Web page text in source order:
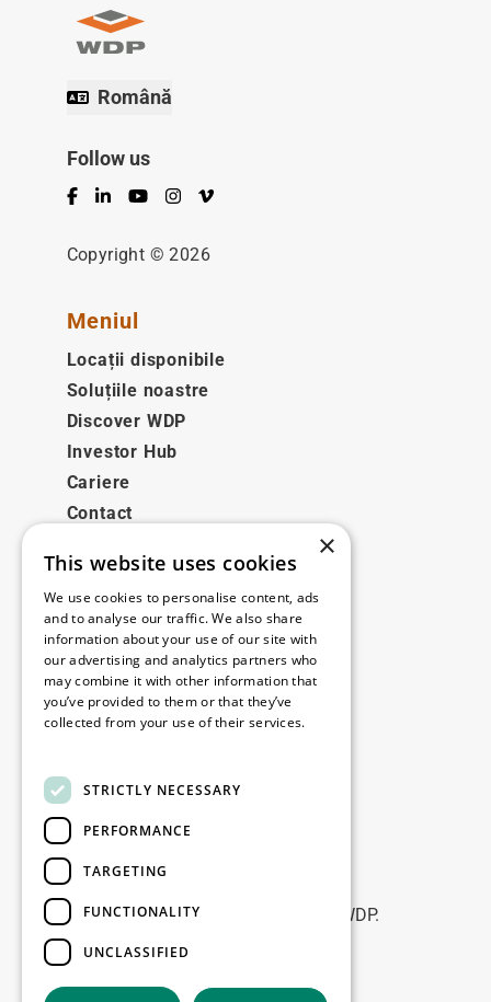
Română
Follow us
Facebook
LinkedInYouTubeInstagram
Vimeo
Copyright © 2026
Meniul
Locații disponibile
Soluțiile noastre
Discover WDP
Investor Hub
Cariere
Contact
Legale
Disclaimer
Privacy policy
Cookie policy
Contact
Fii la curent
Rămâneți la curent: abonați-vă la
newsletterele noastre de Marketing WDP.
×
This website uses cookies
We use cookies to personalise content, ads
and to analyse our traffic. We also share
information about your use of our site with
our advertising and analytics partners who
may combine it with other information that
you’ve provided to them or that they’ve
collected from your use of their services.
STRICTLY NECESSARY
PERFORMANCE
TARGETING
FUNCTIONALITY
UNCLASSIFIED